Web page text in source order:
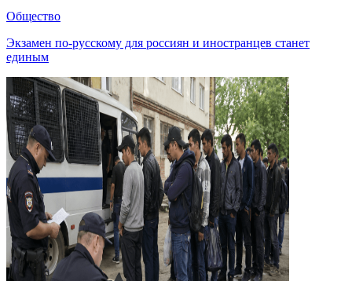
Общество
Экзамен по-русскому для россиян и иностранцев станет
единым